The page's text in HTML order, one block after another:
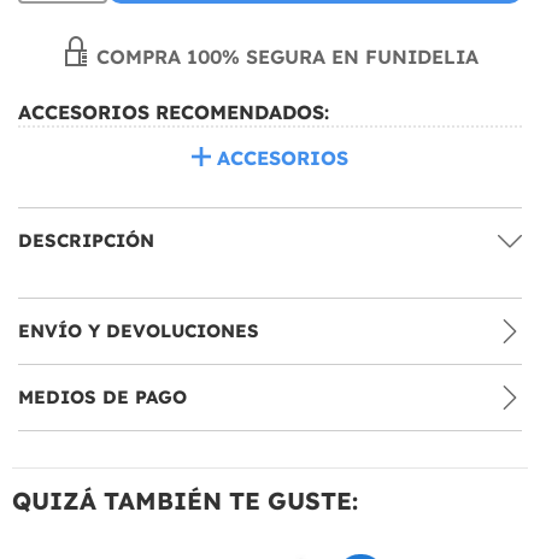
COMPRA 100% SEGURA EN FUNIDELIA
ACCESORIOS RECOMENDADOS:
ACCESORIOS
DESCRIPCIÓN
ENVÍO Y DEVOLUCIONES
MEDIOS DE PAGO
QUIZÁ TAMBIÉN TE GUSTE: